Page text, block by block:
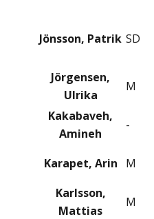
Jönsson, Patrik SD
Jörgensen,
Ulrika
M
Kakabaveh,
Amineh
-
Karapet, Arin M
Karlsson,
Mattias
M